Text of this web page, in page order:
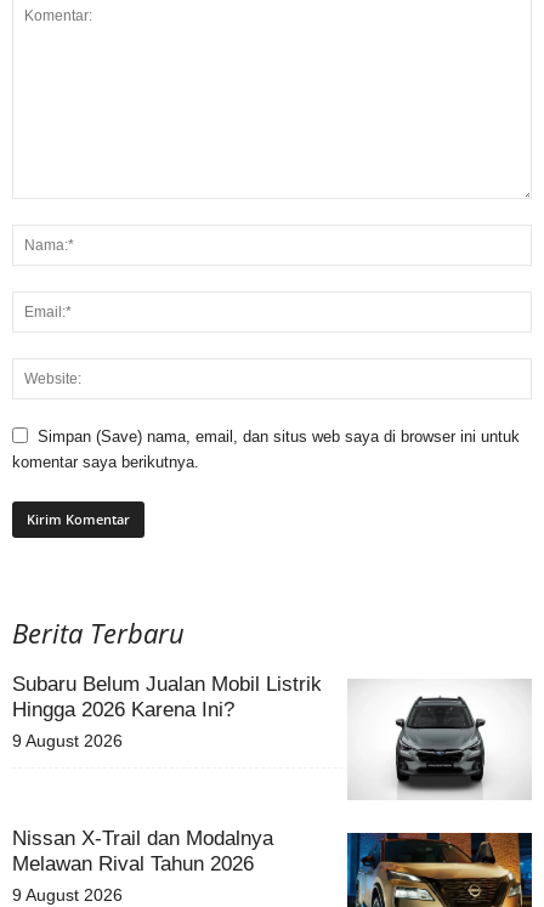
Simpan (Save) nama, email, dan situs web saya di browser ini untuk
komentar saya berikutnya.
Berita Terbaru
Subaru Belum Jualan Mobil Listrik
Hingga 2026 Karena Ini?
9 August 2026
Nissan X-Trail dan Modalnya
Melawan Rival Tahun 2026
9 August 2026